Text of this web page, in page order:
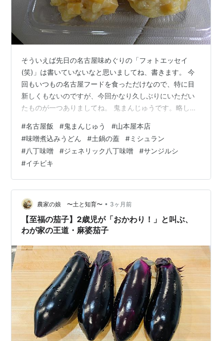
そういえば先日の名古屋味めぐりの「フォトエッセイ
(笑)」は書いていないなと思いましてね、書きます。 今
回もいつもの名古屋フードを食っただけなので、特に目
新しくもないのですが、今回かなり久しぶりにいただい
たものが一つありましてね。 鬼まんじゅうです。略して
古屋名物「鬼まんじゅう」。 お墓参りの前に、墓地に近
い（しつこいが(笑)）豊田章男さんの自宅がある高級住宅
地エリアにある某高級スーパーにお供え物を買いに行っ
たらこれがあったので、妹と「お供えした後で食べたい
ね」と購入しました。 角切りのサツマイモを米粉の生地
で包んで蒸したのかな、そういう和菓…
#名古屋飯 #鬼まんじゅう #山本屋本店
#味噌煮込みうどん #土鍋の蓋 #ミシュラン
#八丁味噌 #ジェネリック八丁味噌 #サンジルシ
#イチビキ
農家の娘 〜土と知育〜 • 3ヶ月前
【至福の茄子】2歳児が「おかわり！」と叫ぶ、
わが家の王道・麻婆茄子